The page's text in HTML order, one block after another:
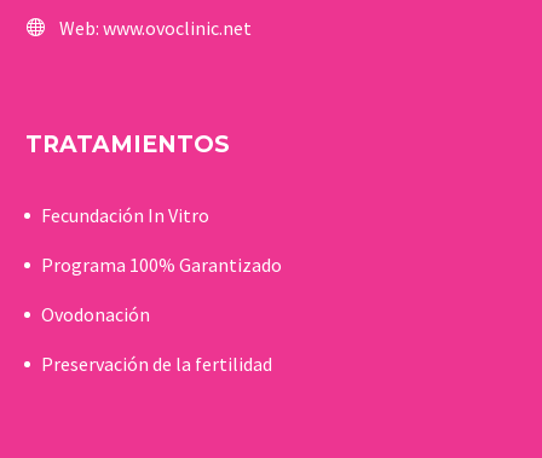
Web: www.ovoclinic.net
TRATAMIENTOS
Fecundación In Vitro
Programa 100% Garantizado
Ovodonación
Preservación de la fertilidad